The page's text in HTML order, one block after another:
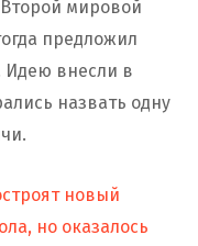
мировой
предложил
Идею внесли в
назвать одну
новый
но оказалось